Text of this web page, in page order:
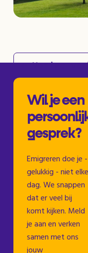
← Vorige
Wil je een
gesprek?
Emigreren doe je -
gelukkig - niet elke
dag. We snappen
dat er veel bij
komt kijken. Meld
je aan en verken
samen met ons
jouw